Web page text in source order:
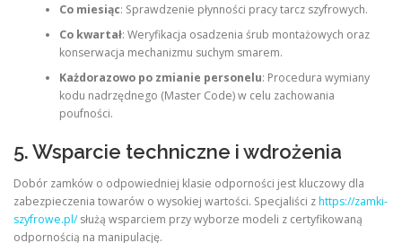
Co miesiąc: Sprawdzenie płynności pracy tarcz szyfrowych.
Co kwartał: Weryfikacja osadzenia śrub montażowych oraz
konserwacja mechanizmu suchym smarem.
Każdorazowo po zmianie personelu: Procedura wymiany
kodu nadrzędnego (Master Code) w celu zachowania
poufności.
5. Wsparcie techniczne i wdrożenia
Dobór zamków o odpowiedniej klasie odporności jest kluczowy dla
zabezpieczenia towarów o wysokiej wartości. Specjaliści zhttps://zamki-
szyfrowe.pl/służą wsparciem przy wyborze modeli z certyfikowaną
odpornością na manipulację.